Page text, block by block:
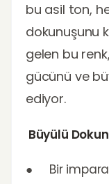
bu asil ton,
dokunuşunu
gelen bu
gücünü ve
ediyor.
Büyülü
● Bir